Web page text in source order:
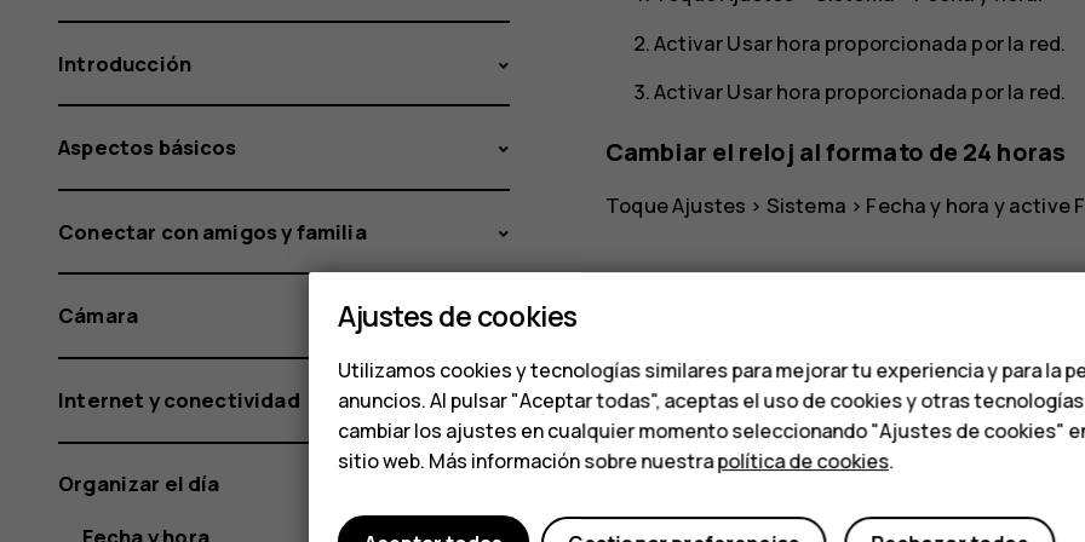
ActivarUsar hora proporcionada por la red.
ActivarUsar hora proporcionada por la red.
Cambiar el reloj al formato de 24 horas
ToqueAjustes > Sistema > Fecha y hora y active
¿Te ha parecido útil?
Introducción
Aspectos básicos
Conectar con amigos y familia
Cámara
Internet y conectividad
Organizar el día
Ajustes de cookies
Utilizamos cookies y tecnologías similares para mejorar tu experiencia y para la
anuncios. Al pulsar "Aceptar todas", aceptas el uso de cookies y otras
cambiar los ajustes en cualquier momento seleccionando "Ajustes de cookies"
sitio web. Más información sobre nuestrapolítica de cookies.